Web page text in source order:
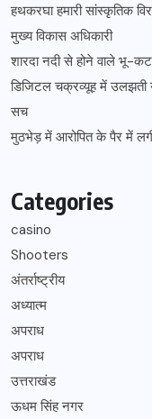
हथकरघा हमारी सांस्कृतिक
मुख्य विकास अधिकारी
शारदा नदी से होने वाले भू-
डिजिटल चक्रव्यूह में उलझती
सच
मुठभेड़ में आरोपित के पैर में
Categories
casino
Shooters
अंतर्राष्ट्रीय
अध्यात्म
अपराध
अपराध
उत्तराखंड
ऊधम सिंह नगर